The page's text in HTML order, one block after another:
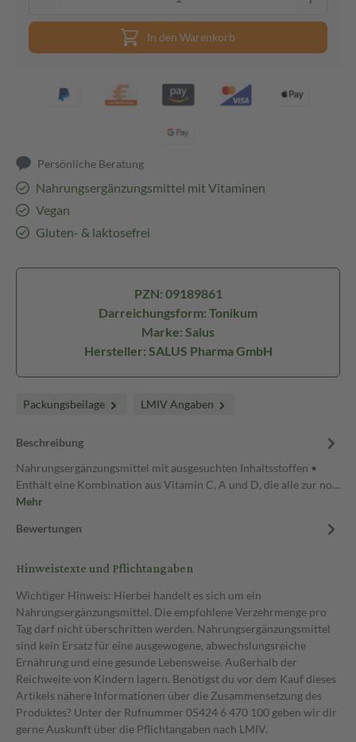
In den Warenkorb
Persönliche Beratung
Nahrungsergänzungsmittel mit Vitaminen
Vegan
Gluten- & laktosefrei
PZN: 09189861
Darreichungsform: Tonikum
Marke: Salus
Hersteller: SALUS Pharma GmbH
Packungsbeilage LMIV Angaben
Beschreibung
Nahrungsergänzungsmittel mit ausgesuchten Inhaltsstoffen •
Enthält eine Kombination aus Vitamin C, A und D, die alle zur no…
Mehr
Bewertungen
Hinweistexte und Pflichtangaben
Wichtiger Hinweis: Hierbei handelt es sich um ein
Nahrungsergänzungsmittel. Die empfohlene Verzehrmenge pro
Tag darf nicht überschritten werden. Nahrungsergänzungsmittel
sind kein Ersatz für eine ausgewogene, abwechslungsreiche
Ernährung und eine gesunde Lebensweise. Außerhalb der
Reichweite von Kindern lagern. Benötigst du vor dem Kauf dieses
Artikels nähere Informationen über die Zusammensetzung des
Produktes? Unter der Rufnummer 05424 6 470 100 geben wir dir
gerne Auskunft über die Pflichtangaben nach LMIV.